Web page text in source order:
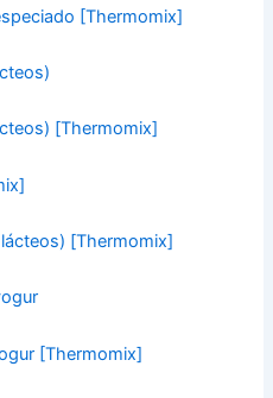
[Thermomix]
[Thermomix]
[Thermomix]
[Thermomix]